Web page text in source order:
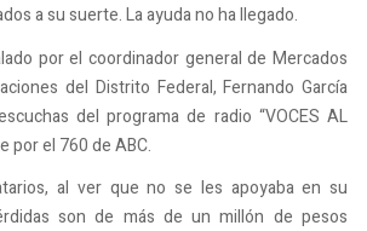
a su suerte. La ayuda no ha llegado.
por el coordinador general de Mercados
del Distrito Federal, Fernando García
del programa de radio “VOCES AL
por el 760 de ABC.
al ver que no se les apoyaba en su
son de más de un millón de pesos